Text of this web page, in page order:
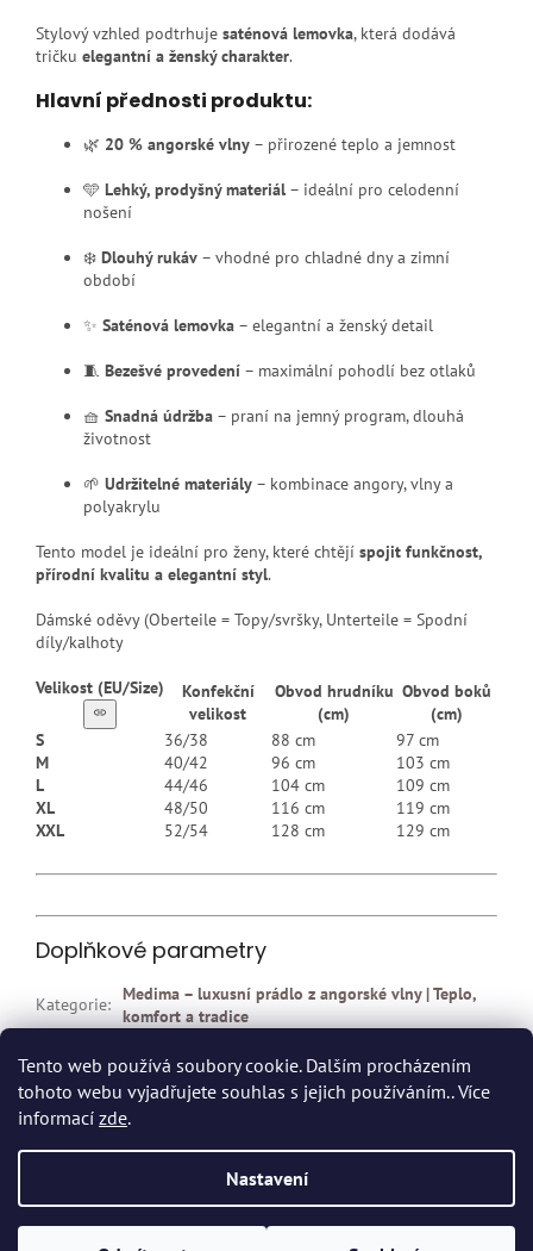
Tento web používá soubory cookie. Dalším procházením
tohoto webu vyjadřujete souhlas s jejich používáním.. Více
informací zde.
Nastavení
Stylový vzhled podtrhuje saténová lemovka, která dodává
tričku elegantní a ženský charakter.
Hlavní přednosti produktu:
🌿 20 % angorské vlny – přirozené teplo a jemnost
🩵 Lehký, prodyšný materiál – ideální pro celodenní
nošení
❄️ Dlouhý rukáv – vhodné pro chladné dny a zimní
období
✨ Saténová lemovka – elegantní a ženský detail
🧵 Bezešvé provedení – maximální pohodlí bez otlaků
🧺 Snadná údržba – praní na jemný program, dlouhá
životnost
🌱 Udržitelné materiály – kombinace angory, vlny a
polyakrylu
Tento model je ideální pro ženy, které chtějí spojit funkčnost,
přírodní kvalitu a elegantní styl.
Dámské oděvy (Oberteile = Topy/svršky, Unterteile = Spodní
díly/kalhoty
Velikost (EU/Size)
Konfekční
velikost
Obvod hrudníku
(cm)
Obvod boků
(cm)
S
36/38 88 cm
97 cm
M
40/42 96 cm
103 cm
L
44/46 104 cm
109 cm
XL
48/50 116 cm
119 cm
XXL
52/54 128 cm 129 cm
Doplňkové parametry
Kategorie: Medima – luxusní prádlo z angorské vlny | Teplo,
komfort a tradice
Copyright 2026Dvort.cz - Zdravotnické potřeby. Všechna práva